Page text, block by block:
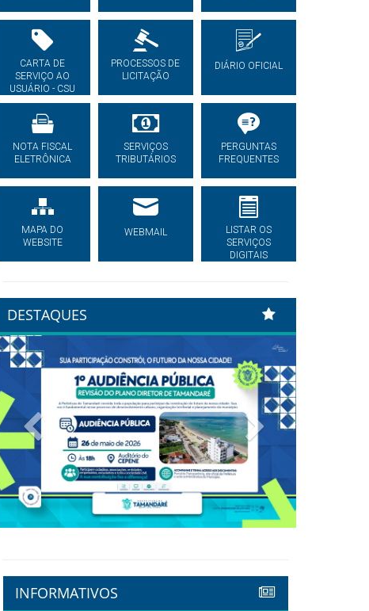
CARTA DE
SERVIÇO AO
USUÁRIO - CSU
PROCESSOS DE
LICITAÇÃO
DIÁRIO OFICIAL
NOTA FISCAL
ELETRÔNICA
SERVIÇOS
TRIBUTÁRIOS
PERGUNTAS
FREQUENTES
MAPA DO
WEBSITE
WEBMAIL
LISTAR OS
SERVIÇOS
DIGITAIS
DESTAQUES
Previous Next